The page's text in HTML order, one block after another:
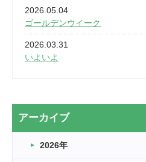
2026.05.04
ゴールデンウイーク
2026.03.31
いよいよ
2026.03.20
なぎなた
2026.03.16
アーカイブ
2026年